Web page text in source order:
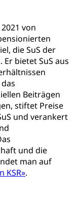
von
die SuS der
bietet SuS aus
Beiträgen
stiftet Preise
und verankert
und die
man auf
KSR».
Bau, Schule
VVL
Mobil